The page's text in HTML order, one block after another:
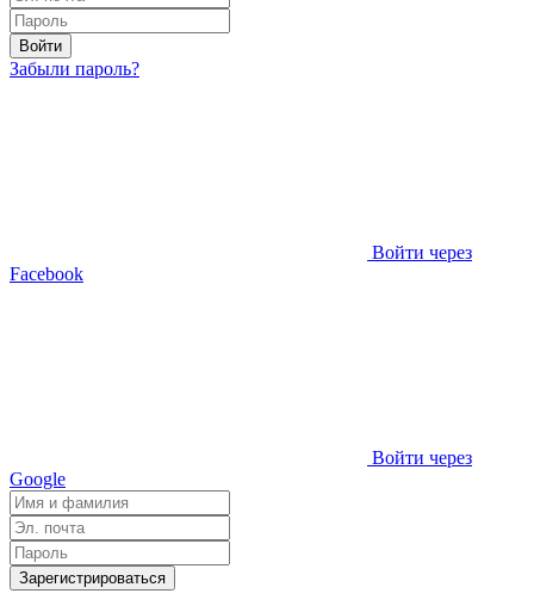
Войти
Забыли пароль?
Войти через
Facebook
Войти через
Google
Зарегистрироваться